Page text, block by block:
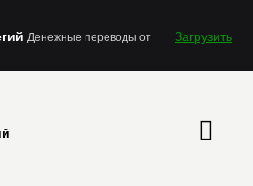
Денежные переводы от
Загрузить